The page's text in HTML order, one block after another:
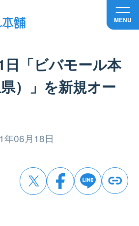
MENU
日「ビバモール本
）」を新規オー
年06月18日